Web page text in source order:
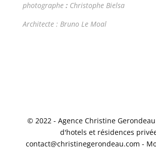
photographe :Christophe Bielsa
Architecte : Bruno Le Moal
© 2022 - Agence Christine
d'hotels et résidences
contact@christinegerondeau.com -